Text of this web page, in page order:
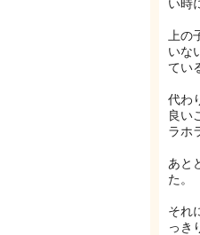
い時
上
いな
てい
代わ
良い
ラホ
あと
た。
それ
っき